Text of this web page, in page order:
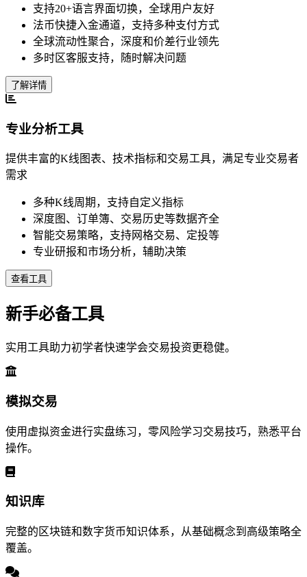
支持20+语言界面切换，全球用户友好
法币快捷入金通道，支持多种支付方式
全球流动性聚合，深度和价差行业领先
多时区客服支持，随时解决问题
了解详情
专业分析工具
提供丰富的K线图表、技术指标和交易工具，满足专业交易者
需求
多种K线周期，支持自定义指标
深度图、订单簿、交易历史等数据齐全
智能交易策略，支持网格交易、定投等
专业研报和市场分析，辅助决策
查看工具
新手必备工具
实用工具助力初学者快速学会交易投资更稳健。
模拟交易
使用虚拟资金进行实盘练习，零风险学习交易技巧，熟悉平台
操作。
知识库
完整的区块链和数字货币知识体系，从基础概念到高级策略全
覆盖。